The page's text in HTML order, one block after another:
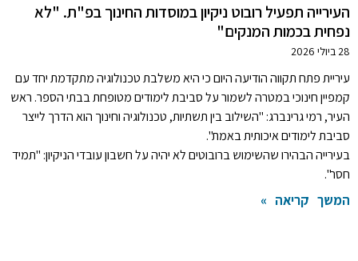
העירייה תפעיל רובוט ניקיון במוסדות החינוך בפ"ת. "לא
נפחית בכמות המנקים"
28 ביולי 2026
עיריית פתח תקווה הודיעה היום כי היא משלבת טכנולוגיה מתקדמת יחד עם
קמפיין חינוכי במטרה לשמור על סביבת לימודים מטופחת בבתי הספר. ראש
העיר, רמי גרינברג: "השילוב בין תשתיות, טכנולוגיה וחינוך הוא הדרך לייצר
סביבת לימודים איכותית באמת".
בעירייה הבהירו שהשימוש ברובוטים לא יהיה על חשבון עובדי הניקיון: "תמיד
חסר".
המשך קריאה »